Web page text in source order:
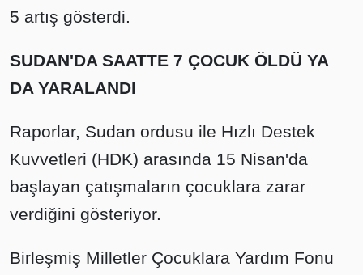
5 artış gösterdi.
SUDAN'DA SAATTE 7 ÇOCUK ÖLDÜ YA
DA YARALANDI
Raporlar, Sudan ordusu ile Hızlı Destek
Kuvvetleri (HDK) arasında 15 Nisan'da
başlayan çatışmaların çocuklara zarar
verdiğini gösteriyor.
Birleşmiş Milletler Çocuklara Yardım Fonu